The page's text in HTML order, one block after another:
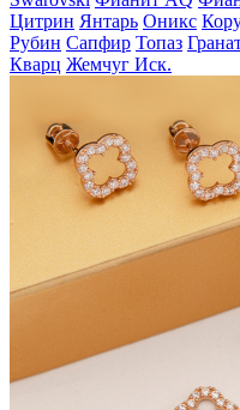
Цитрин Янтарь Оникс
Рубин Сапфир Топаз
Кварц Жемчуг Иск.